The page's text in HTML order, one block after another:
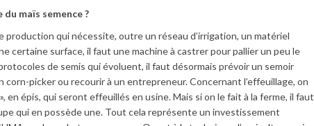
maïs semence ?
production qui nécessite, outre un réseau d’irrigation, un matériel
certaine surface, il faut une machine à castrer pour pallier un peu le
de semis qui évoluent, il faut désormais prévoir un semoir
corn-picker ou recourir à un entrepreneur. Concernant l’effeuillage, on
en épis, qui seront effeuillés en usine. Mais si on le fait à la ferme, il faut
qui en possède une. Tout cela représente un investissement